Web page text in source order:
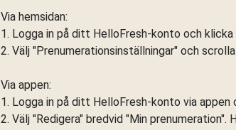
Via hemsidan:
1. Logga in på ditt HelloFresh-konto och
2. Välj "Prenumerationsinställningar" och
Via appen:
1. Logga in på ditt HelloFresh-konto via
2. Välj "Redigera" bredvid "Min prenumeration".